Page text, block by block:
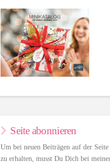
Seite abonnieren
Um bei neuen Beiträgen auf der
zu erhalten, musst Du Dich bei